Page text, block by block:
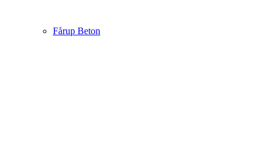
Fårup Beton